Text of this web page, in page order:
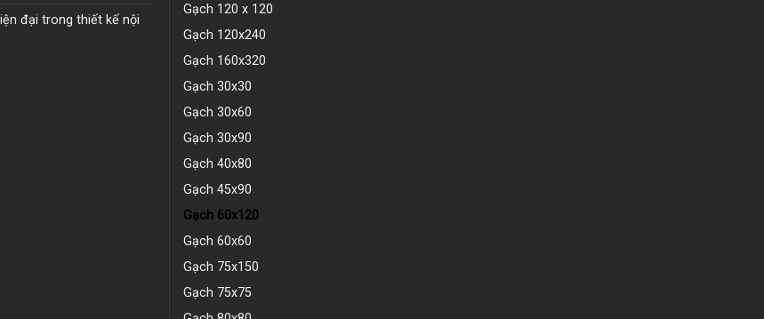
đại trong thiết kế nội
Gạch 120 x 120
Gạch 120x240
Gạch 160x320
Gạch 30x30
Gạch 30x60
Gạch 30x90
Gạch 40x80
Gạch 45x90
Gạch 60x120
Gạch 60x60
Gạch 75x150
Gạch 75x75